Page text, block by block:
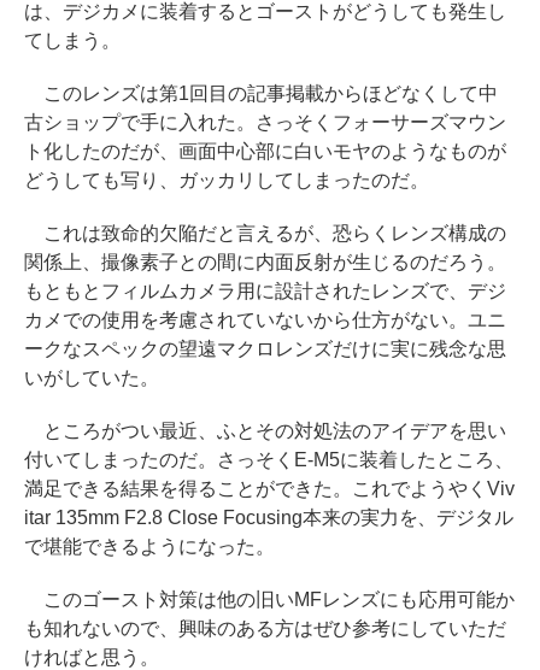
は、デジカメに装着するとゴーストがどうしても発生し
てしまう。
このレンズは第1回目の記事掲載からほどなくして中
古ショップで手に入れた。さっそくフォーサーズマウン
ト化したのだが、画面中心部に白いモヤのようなものが
どうしても写り、ガッカリしてしまったのだ。
これは致命的欠陥だと言えるが、恐らくレンズ構成の
関係上、撮像素子との間に内面反射が生じるのだろう。
もともとフィルムカメラ用に設計されたレンズで、デジ
カメでの使用を考慮されていないから仕方がない。ユニ
ークなスペックの望遠マクロレンズだけに実に残念な思
いがしていた。
ところがつい最近、ふとその対処法のアイデアを思い
付いてしまったのだ。さっそくE-M5に装着したところ、
満足できる結果を得ることができた。これでようやくViv
itar 135mm F2.8 Close Focusing本来の実力を、デジタル
で堪能できるようになった。
このゴースト対策は他の旧いMFレンズにも応用可能か
も知れないので、興味のある方はぜひ参考にしていただ
ければと思う。